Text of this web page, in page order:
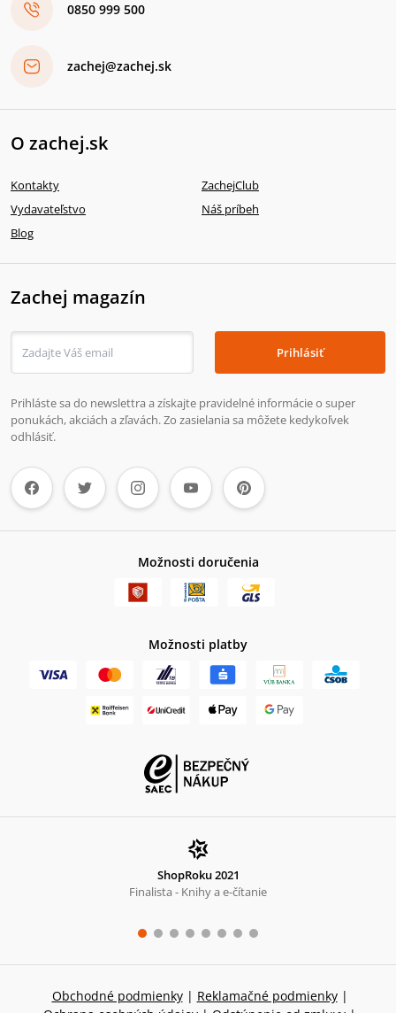
0850 999 500
zachej@zachej.sk
O zachej.sk
Kontakty
ZachejClub
Vydavateľstvo
Náš príbeh
Blog
Zachej magazín
Prihlásiť
Prihláste sa do newslettra a získajte pravidelné informácie o super
ponukách, akciách a zľavách. Zo zasielania sa môžete kedykoľvek
odhlásiť.
Možnosti doručenia
Možnosti platby
ShopRoku 2021
Finalista - Knihy a e-čítanie
Obchodné podmienky | Reklamačné podmienky |